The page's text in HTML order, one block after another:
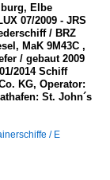
Elbe
07/2009 - JRS
/ BRZ
MaK 9M43C ,
/ gebaut 2009
2014 Schiff
KG, Operator:
St. John´s
/ E